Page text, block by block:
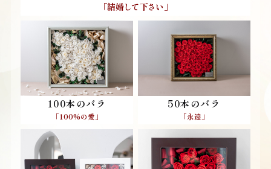
「結婚して下さい」
100本のバラ
「100%の愛」
50本のバラ
「永遠」